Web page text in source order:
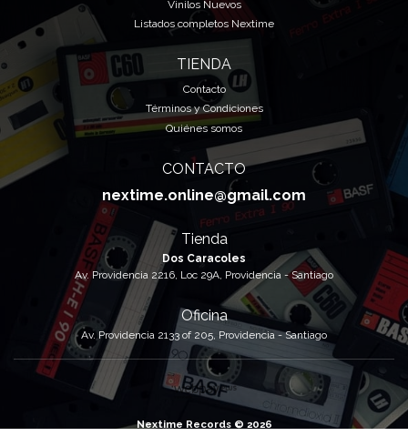
Vinilos Nuevos
Listados completos Nextime
TIENDA
Contacto
Términos y Condiciones
Quiénes somos
CONTACTO
nextime.online@gmail.com
Tienda
Dos Caracoles
Av. Providencia 2216, Loc 29A, Providencia - Santiago
Oficina
Av. Providencia 2133 of 205, Providencia - Santiago
Nextime Records © 2026